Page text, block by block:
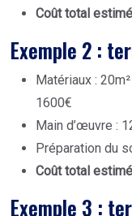
Coût total
Exemple 2 :
Matériaux :
1600€
Main d’œuvre :
Préparation du
Coût total
Exemple 3 :